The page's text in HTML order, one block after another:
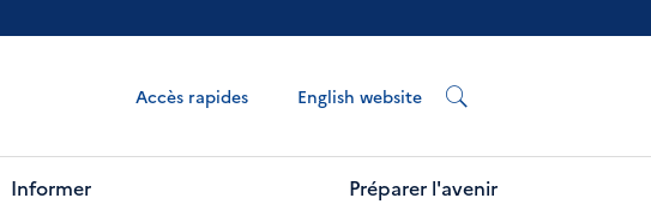
Accès rapides English website
Informer Préparer l'avenir